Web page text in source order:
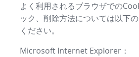
よく利用されるブラウザでの
ック、削除方法については以下
ください。
Microsoft Internet Explorer：